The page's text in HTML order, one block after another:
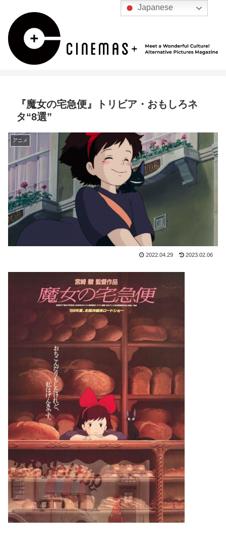
『魔女の宅急便』トリビア・おもしろネ
タ“8選”
アニメ
2022.04.29 2023.02.06
Japanese